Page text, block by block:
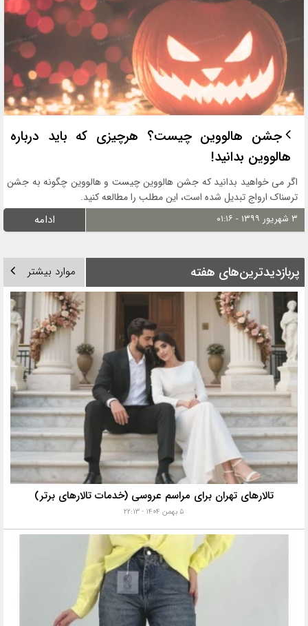
جشن هالووین چیست؟ هرچیزی که باید درباره
هالووین بدانید!
اگر می خواهید بدانید که جشن هالووین چیست و هالووین چگونه به جشن
ترسناک ارواج تبدیل شده است، این مطلب را مطالعه کنید.
۳ شهریور ۱۳۹۹ - ۰۱:۱۶ ادامه
پربازدیدترین‌های هفته موارد بیشتر
تالارهای تهران برای مراسم عروسی (خدمات تالارهای برتر)
۵ بهمن ۱۴۰۴ - ۲۲:۱۳